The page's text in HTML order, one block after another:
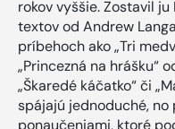
rokov vyššie. Zostavil
textov od Andrew
príbehoch ako „Tri
„Princezná na hrášku“
„Škaredé káčatko“ či
spájajú jednoduché,
ponaučeniami, ktoré